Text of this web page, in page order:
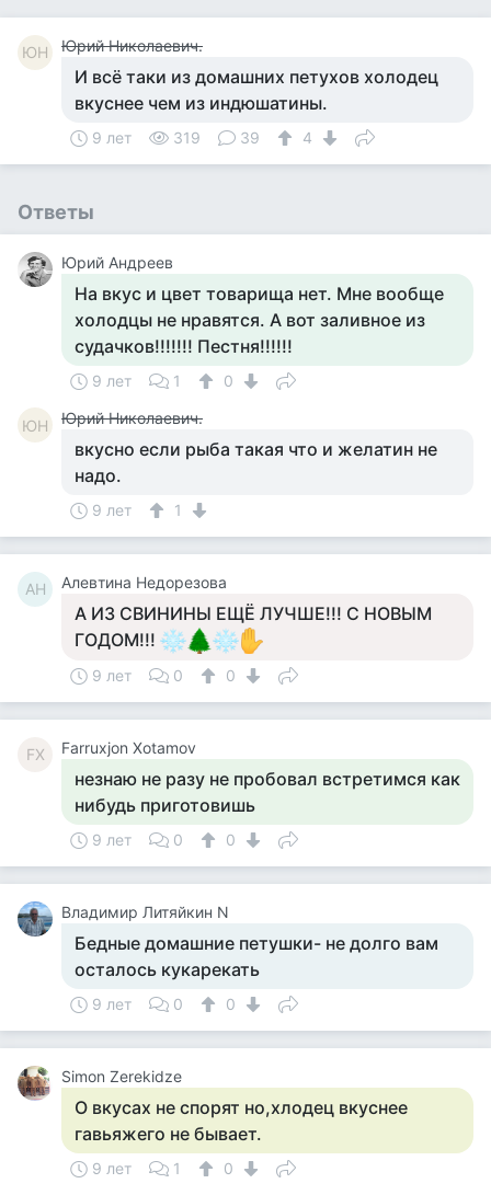
ЮН Юрий Николаевич.
И всё таки из домашних петухов холодец
вкуснее чем из индюшатины.
9 лет 319 39 4
Ответы
Юрий Андреев
На вкус и цвет товарища нет. Мне вообще
холодцы не нравятся. А вот заливное из
судачков!!!!!!! Пестня!!!!!!
9 лет 1 0
ЮН Юрий Николаевич.
вкусно если рыба такая что и желатин не
надо.
9 лет 1
АН Алевтина Недорезова
А ИЗ СВИНИНЫ ЕЩЁ ЛУЧШЕ!!! С НОВЫМ
ГОДОМ!!!
9 лет 0 0
FX Farruxjon Xotamov
незнаю не разу не пробовал встретимся как
нибудь приготовишь
9 лет 0 0
Владимир Литяйкин N
Бедные домашние петушки- не долго вам
осталось кукарекать
9 лет 0 0
Simon Zerekidze
О вкусах не спорят но,хлодец вкуснее
гавьяжего не бывает.
9 лет 1 0